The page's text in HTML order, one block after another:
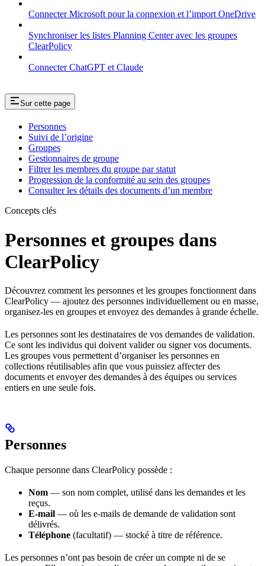
Connecter Microsoft pour la connexion et l’import OneDrive
Synchroniser les listes Planning Center avec les groupes
ClearPolicy
Connecter ChatGPT et Claude
Sur cette page
Personnes
Suivi de l’origine
Groupes
Gestionnaires de groupe
Filtrer les membres du groupe par statut
Progression de la conformité au sein des groupes
Consulter les détails des documents d’un membre
Concepts clés
Personnes et groupes dans
ClearPolicy
Découvrez comment les personnes et les groupes fonctionnent dans
ClearPolicy — ajoutez des personnes individuellement ou en masse,
organisez-les en groupes et envoyez des demandes à grande échelle.
Les personnes sont les destinataires de vos demandes de validation.
Ce sont les individus qui doivent valider ou signer vos documents.
Les groupes vous permettent d’organiser les personnes en
collections réutilisables afin que vous puissiez affecter des
documents et envoyer des demandes à des équipes ou services
entiers en une seule fois.
Personnes
Chaque personne dans ClearPolicy possède :
Nom — son nom complet, utilisé dans les demandes et les
reçus.
E-mail — où les e-mails de demande de validation sont
délivrés.
Téléphone (facultatif) — stocké à titre de référence.
Les personnes n’ont pas besoin de créer un compte ni de se